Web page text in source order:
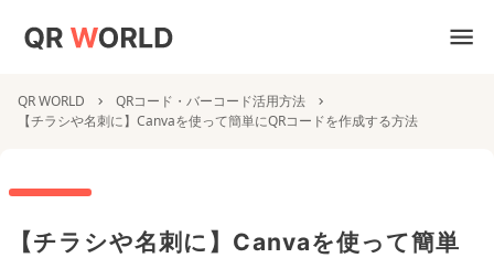
QR WORLD
QRコード・バーコード活用方法
【チラシや名刺に】Canvaを使って簡単にQRコードを作成する方法
【チラシや名刺に】Canvaを使って簡単